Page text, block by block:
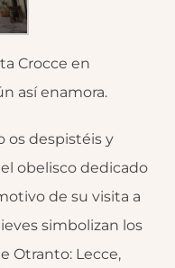
Crocce en
así enamora.
os despistéis y
el obelisco dedicado
de su visita a
simbolizan los
Otranto: Lecce,